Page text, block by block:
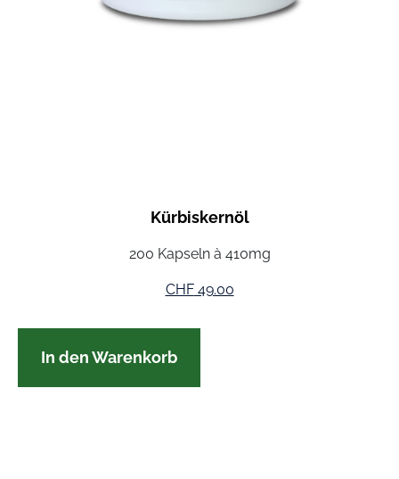
Kürbiskernöl
200 Kapseln à 410mg
CHF49.00
In den Warenkorb